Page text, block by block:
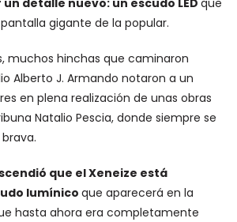
detalle nuevo: un escudo LEDque
gigante de la popular.
muchos hinchas que caminaron
Alberto J. Armando notaron a un
en plena realización de unas obras
Natalio Pescia, donde siempre se
que el Xeneize está
lumínicoque aparecerá en la
hasta ahora era completamente